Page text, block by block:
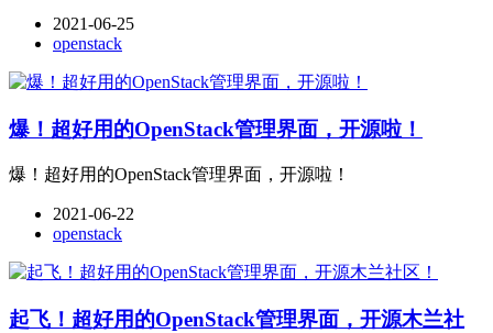
2021-06-25
openstack
爆！超好用的OpenStack管理界面，开源啦！
爆！超好用的OpenStack管理界面，开源啦！
2021-06-22
openstack
起飞！超好用的OpenStack管理界面，开源木兰社